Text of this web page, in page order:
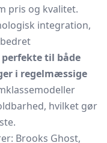
pris og kvalitet.
integration,
perfekte til både
i regelmæssige
hvilket gør
Brooks Ghost,